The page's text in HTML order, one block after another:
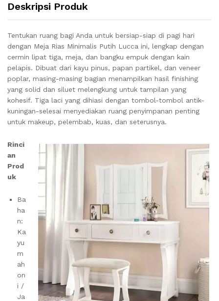
Deskripsi Produk
Tentukan ruang bagi Anda untuk bersiap-siap di pagi hari
dengan Meja Rias Minimalis Putih Lucca ini, lengkap dengan
cermin lipat tiga, meja, dan bangku empuk dengan kain
pelapis. Dibuat dari kayu pinus, papan partikel, dan veneer
poplar, masing-masing bagian menampilkan hasil finishing
yang solid dan siluet melengkung untuk tampilan yang
kohesif. Tiga laci yang dihiasi dengan tombol-tombol antik-
kuningan-selesai menyediakan ruang penyimpanan penting
untuk makeup, pelembab, kuas, dan seterusnya.
Rinci
an
Prod
uk
Ba
ha
n:
Ka
yu
m
ah
on
i /
Ja